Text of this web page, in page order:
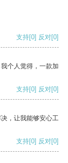
支持[0] 反对[0]
个人觉得，一款加
支持[0] 反对[0]
，让我能够安心工
支持[0] 反对[0]